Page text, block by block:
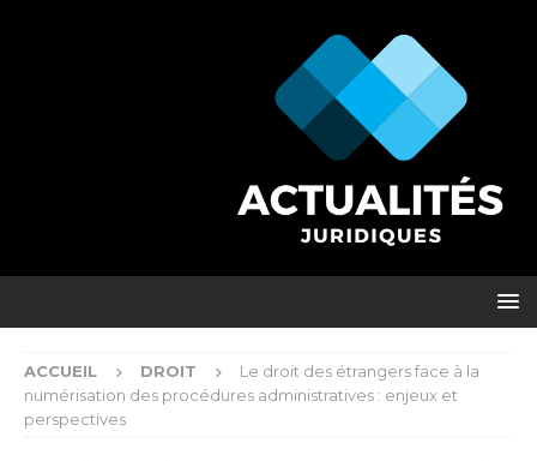
ACCUEIL DROIT
Le droit des étrangers face à la
numérisation des procédures administratives : enjeux et
perspectives